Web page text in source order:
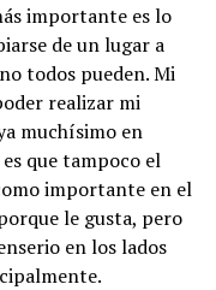
importante es lo
de un lugar a
todos pueden. Mi
realizar mi
muchísimo en
que tampoco el
importante en el
le gusta, pero
en los lados